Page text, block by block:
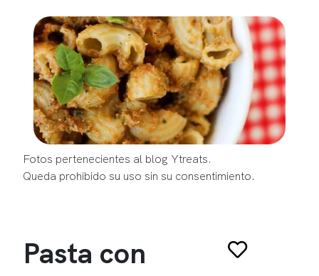
Fotos pertenecientes al blog Ytreats.
Queda prohibido su uso sin su consentimiento.
Pasta con